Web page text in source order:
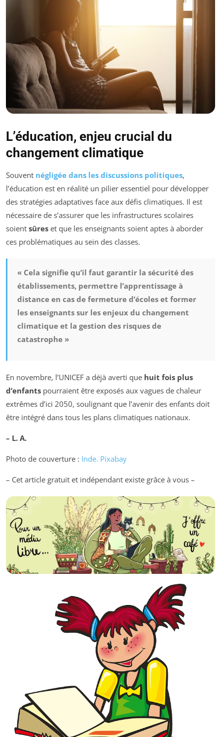
L’éducation, enjeu crucial du
changement climatique
Souvent négligée dans les discussions politiques,
l’éducation est en réalité un pilier essentiel pour développer
des stratégies adaptatives face aux défis climatiques. Il est
nécessaire de s’assurer que les infrastructures scolaires
soient sûres et que les enseignants soient aptes à aborder
ces problématiques au sein des classes.
« Cela signifie qu’il faut garantir la sécurité des
établissements, permettre l’apprentissage à
distance en cas de fermeture d’écoles et former
les enseignants sur les enjeux du changement
climatique et la gestion des risques de
catastrophe »
En novembre, l’UNICEF a déjà averti que huit fois plus
d’enfants pourraient être exposés aux vagues de chaleur
extrêmes d’ici 2050, soulignant que l’avenir des enfants doit
être intégré dans tous les plans climatiques nationaux.
– L. A.
Photo de couverture : Inde. Pixabay
– Cet article gratuit et indépendant existe grâce à vous –